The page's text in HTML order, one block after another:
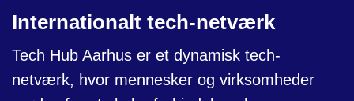
Internationalt tech-netværk
Tech Hub Aarhus er et dynamisk tech-
netværk, hvor mennesker og virksomheder